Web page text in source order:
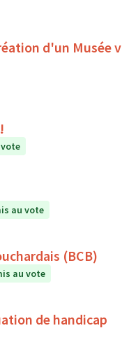
d'un Musée
au vote
(BCB)
au vote
de handicap